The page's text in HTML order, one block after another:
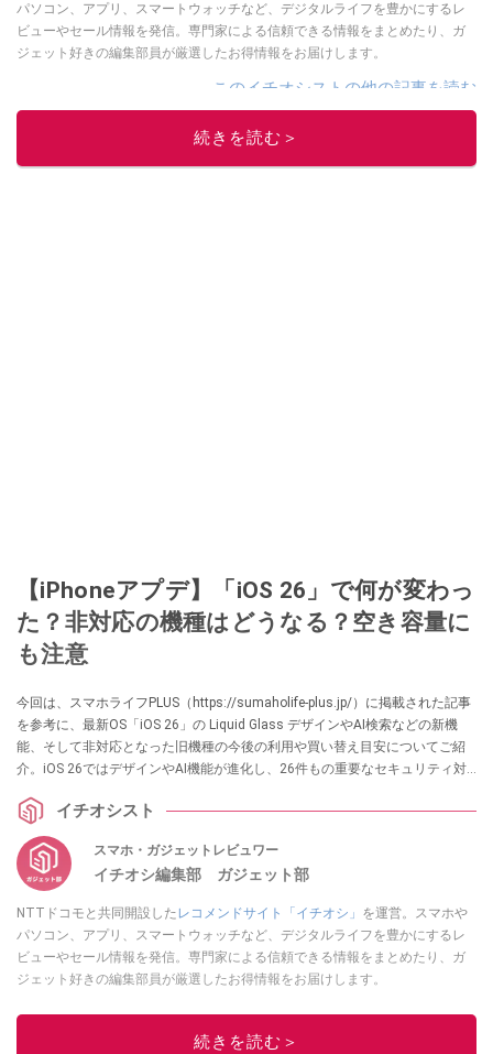
パソコン、アプリ、スマートウォッチなど、デジタルライフを豊かにするレ
ビューやセール情報を発信。専門家による信頼できる情報をまとめたり、ガ
ジェット好きの編集部員が厳選したお得情報をお届けします。
このイチオシストの他の記事を読む
続きを読む＞
【iPhoneアプデ】「iOS 26」で何が変わっ
た？非対応の機種はどうなる？空き容量に
も注意
今回は、スマホライフPLUS（https://sumaholife-plus.jp/）に掲載された記事
を参考に、最新OS「iOS 26」の Liquid Glass デザインやAI検索などの新機
能、そして非対応となった旧機種の今後の利用や買い替え目安についてご紹
介。iOS 26ではデザインやAI機能が進化し、26件もの重要なセキュリティ対
項目の詳細はぜひ、スマホライフPLUSでご確認ください。
イチオシスト
スマホ・ガジェットレビュワー
イチオシ編集部 ガジェット部
NTTドコモと共同開設した レコメンドサイト「イチオシ」 を運営。スマホや
パソコン、アプリ、スマートウォッチなど、デジタルライフを豊かにするレ
ビューやセール情報を発信。専門家による信頼できる情報をまとめたり、ガ
ジェット好きの編集部員が厳選したお得情報をお届けします。
このイチオシストの他の記事を読む
続きを読む＞